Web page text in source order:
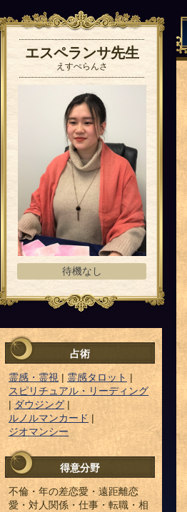
エスペランサ先生
えすぺらんさ
待機なし
占術
霊感・霊視 | 霊感タロット |
スピリチュアル・リーディング
| ダウジング|
ルノルマンカード |
ジオマンシー
得意分野
不倫・年の差恋愛・遠距離恋
愛・対人関係・仕事・転職・相